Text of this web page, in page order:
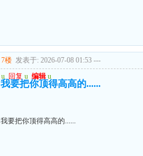
7楼 发表于: 2026-07-08 01:53 ---
u 回复 u 编辑 u
我要把你顶得高高的......
我要把你顶得高高的......